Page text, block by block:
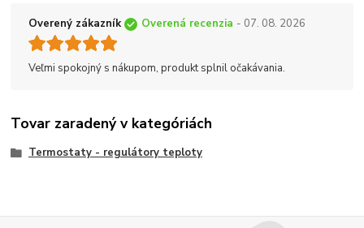
Overený zákazník Overená recenzia - 07. 08. 2026
Veľmi spokojný s nákupom, produkt splnil očakávania.
Tovar zaradený v kategóriách
Termostaty - regulátory teploty